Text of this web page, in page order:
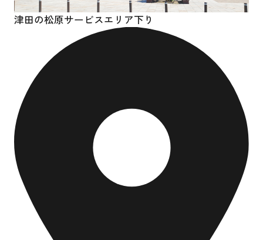
津田の松原サービスエリア下り